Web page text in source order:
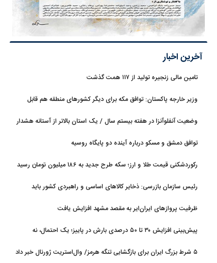
آخرین اخبار
تامین مالی زنجیره تولید از ۱۱۷ همت گذشت
وزیر خارجه پاکستان: توافق مکه برای دیگر کشورهای منطقه هم قابل
وضعیت آنفلوآنزا در هفته بیستم سال / یک استان بالاتر از آستانه هشدار
توافق دمشق و مسکو درباره آینده دو پایگاه روسیه
رکوردشکنی قیمت طلا و ارز؛ سکه طرح جدید به ۱۸۶ میلیون تومان رسید
رئیس سازمان بازرسی: ذخایر کالاهای اساسی و راهبردی کشور باید
ظرفیت پروازهای ایران‌ایر به مقصد مشهد افزایش یافت
پیش‌بینی افزایش ۳۰ تا ۵۰ درصدی بارش در پاییز؛ یک احتمال، نه
۵ شرط بزرگ ایران برای بازگشایی تنگه هرمز/ وال‌استریت ژورنال خبر داد